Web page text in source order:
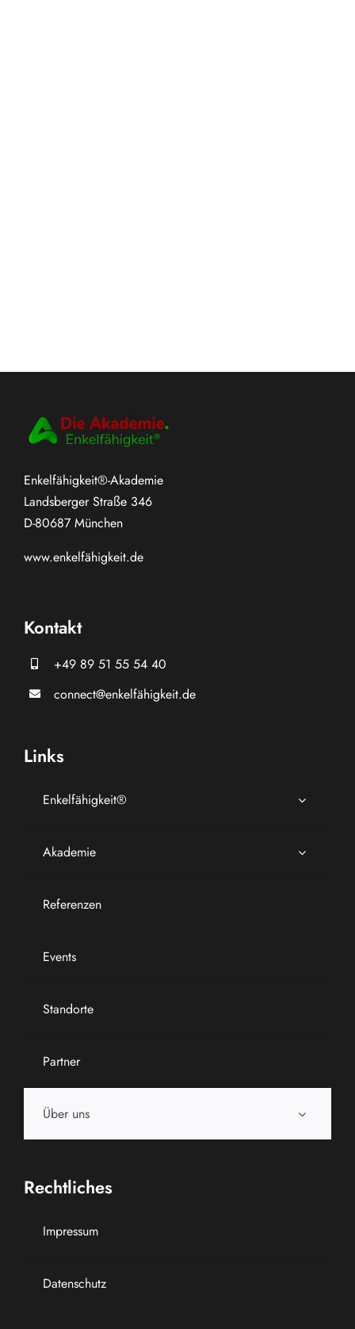
Enkelfähigkeit®-Akademie
Landsberger Straße 346
D-80687 München
www.enkelfähigkeit.de
Kontakt
+49 89 51 55 54 40
connect@enkelfähigkeit.de
Links
Enkelfähigkeit®
Akademie
Referenzen
Events
Standorte
Partner
Über uns
Rechtliches
Impressum
Datenschutz